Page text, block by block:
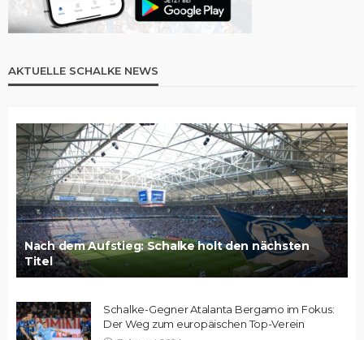
AKTUELLE SCHALKE NEWS
Nach dem Aufstieg: Schalke holt den nächsten
Titel
Schalke-Gegner Atalanta Bergamo im Fokus:
Der Weg zum europäischen Top-Verein